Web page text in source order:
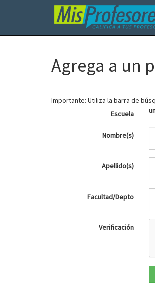
Agrega a un
Importante: Utiliza la barra de
Escuela
Nombre(s)
Apellido(s)
Facultad/Depto
Verificación